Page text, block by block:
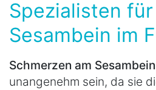
Spezialisten
Sesambein im
Schmerzen am Sesambein
unangenehm sein, da sie